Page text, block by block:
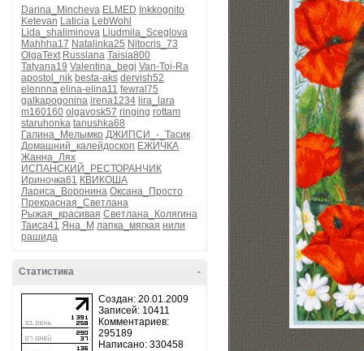
Darina_Mincheva ELMED Inkkognito
Ketevan Laticia LebWohl
Lida_shaliminova Liudmila_Sceglova
Mahhha17 Natalinka25 Nitocris_73
OlgaText Russlana Taisia800
Tatyana19 Valentina_begi Van-Toi-Ra
apostol_nik besta-aks dervish52
elennna elina-elina11 fewral75
galkapogonina irena1234 lira_lara
m160160 olgavosk57 ringing rottam
staruhonka tanushka68
Галина_Мелымко ДЖИПСИ_-_Тасик
Домашний_калейдоскоп ЕЖИЧКА
Жанна_Лях
ИСПАНСКИЙ_РЕСТОРАНЧИК
Ириночка61 КВИКОША
Лариса_Воронина Оксана_Просто
Прекрасная_Светлана
Рыжая_красивая Светлана_Колягина
Таиса41 Яна_М лапка_мягкая нили
рашида
-
Статистика
Создан: 20.01.2009
Записей: 10411
Комментариев:
295189
Написано: 330458